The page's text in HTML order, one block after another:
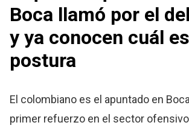
Boca llamó por el
y ya conocen cuál
postura
El colombiano es el apuntado en
primer refuerzo en el sector